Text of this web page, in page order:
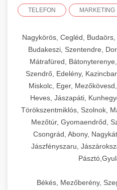
TELEFON MARKETING
Nagykörös, Cegléd,
Budakeszi, Szentendre,
Mátrafüred,
Szendrő, Edelény,
Miskolc, Eger,
Heves, Jászapáti,
Törökszentmiklós, Szolnok,
Mezőtúr, Gyomaendrőd,
Csongrád, Abony,
Jászfényszaru,
Békés, Mezőberény,